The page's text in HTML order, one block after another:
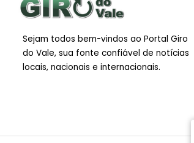
Sejam todos bem-vindos ao Portal Giro
do Vale, sua fonte confiável de notícias
locais, nacionais e internacionais.